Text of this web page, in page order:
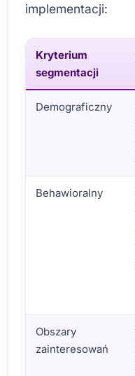
implementacji:
Kryterium
segmentacji
Demograficzny
Behawioralny
Obszary
zainteresowań